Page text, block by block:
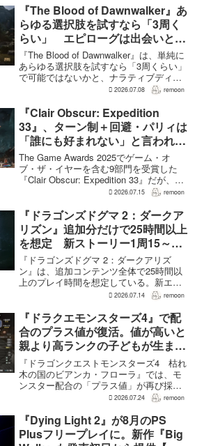
難度のNEW GAME+も用意されてい
る。...
『The Blood of Dawnwalker』あ
らゆる選択肢を試すなら「3周く
らい」 エピローグは出会いと選
択で変化
『The Blood of Dawnwalker』は、単純に
あらゆる選択肢を試すなら「3周くらい」
で可能ではないかと、ナラティブディレ
クターのJakub Szamałek氏がファミ
はエンディングへ収束...
2026.07.08 remoon
『Clair Obscur: Expedition
33』、ターン制＋回避・パリィは
「誰にも好まれない」と言われて
いた 開発陣は実際に遊んだ面白
さを優先
The Game Awards 2025でゲーム・オ
ブ・ザ・イヤーを含む9部門を受賞した
『Clair Obscur: Expedition 33』だが、タ
ーン制バトルに回避やパリィを組み合わ
い」と何度も言...
2026.07.15 remoon
『ドラゴンズドグマ 2：ダークア
リズン』追加分だけで25時間以上
を想定 新ストーリー1周15～20
時間、12種ダンジョンは各30分
～1時間
『ドラゴンズドグマ 2：ダークアリズ
ン』は、追加コンテンツ全体で25時間以
上のプレイ時間を想定している。新エリ
ア「ノルガン」で展開されるメインシナ
追加される12種類のユニークダンジョン
「忘れられた試...
2026.07.14 remoon
『ドラクエモンスターズ4』で配
合のプラス値が復活。値が高いと
親より高ランクの子どもが生まれ
ることも
『ドラゴンクエストモンスターズ4 枯れ
木の国のビアンカ・フローラ』では、モ
ンスター配合の「プラス値」が再び採用
される。配合を繰り返すことで数値が増
が高くなる補正がかかる。前作『ドラゴ
ンクエストモンスターズ...
2026.07.24 remoon
『Dying Light 2』が8月のPS
Plusフリープレイに。新作『Big